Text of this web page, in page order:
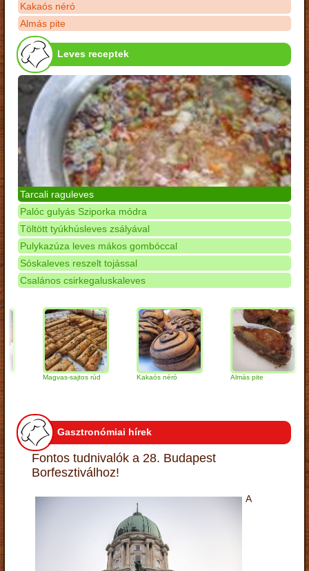
Kakaós néró
Almás pite
Leves receptek
Tarcali raguleves
Palóc gulyás Sziporka módra
Töltött tyúkhúsleves zsályával
Pulykazúza leves mákos gombóccal
Sóskaleves reszelt tojással
Csalános csirkegaluskaleves
Magvas-sajtos rúd Kakaós néró Almás pite
Gasztronómiai hírek
Fontos tudnivalók a 28. Budapest
Borfesztiválhoz!
A